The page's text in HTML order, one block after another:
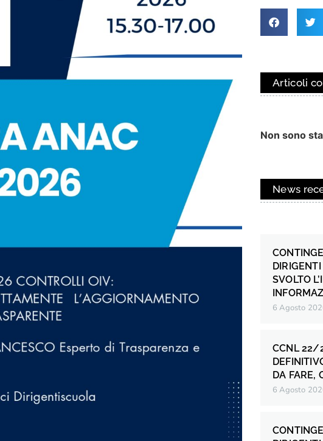
Articoli
Non sono
News
SVOLTO
6 Agosto
CCNL 22/
DA FARE,
6 Agosto